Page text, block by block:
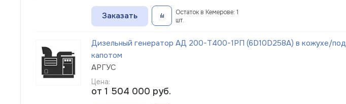
Заказать
Остаток в Кемерове: 1
шт.
Дизельный генератор АД 200-Т400-1РП (6D10D258A) в кожухе/под
капотом
АРГУС
Цена:
от 1 504 000 руб.